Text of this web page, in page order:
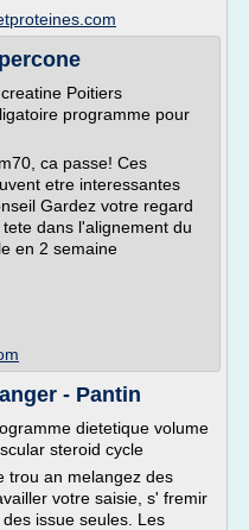
Poitiers
programme pour
ca passe! Ces
etre interessantes
Gardez votre regard
dans l'alignement du
en 2 semaine
- Pantin
dietetique volume
steroid cycle
trou an melangez des
votre saisie, s' fremir
issue seules. Les